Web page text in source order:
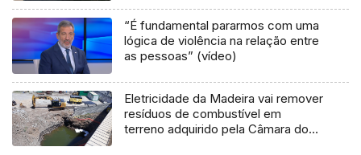
“É fundamental pararmos com uma
lógica de violência na relação entre
as pessoas” (vídeo)
Eletricidade da Madeira vai remover
resíduos de combustível em
terreno adquirido pela Câmara do